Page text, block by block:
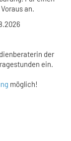
an.
der
ein.
möglich!